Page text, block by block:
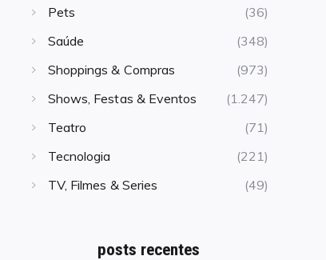
Pets
(36)
Saúde
(348)
Shoppings & Compras
(973)
Shows, Festas & Eventos
(1.247)
Teatro
(71)
Tecnologia
(221)
TV, Filmes & Series
(49)
posts recentes